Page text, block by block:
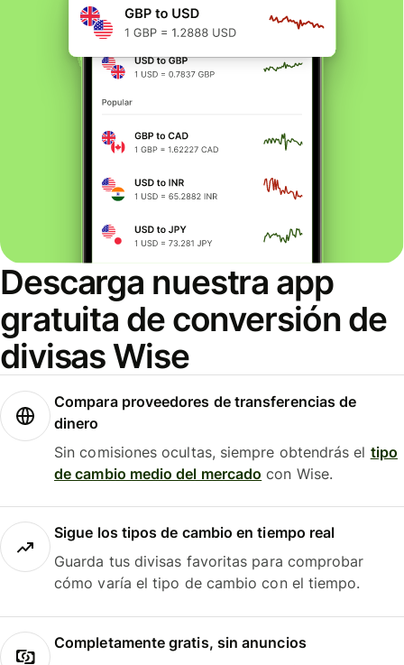
Descarga nuestra app
gratuita de conversión de
divisas Wise
Compara proveedores de transferencias de
dinero
Sin comisiones ocultas, siempre obtendrás el tipo
de cambio medio del mercado con Wise.
Sigue los tipos de cambio en tiempo real
Guarda tus divisas favoritas para comprobar
cómo varía el tipo de cambio con el tiempo.
Completamente gratis, sin anuncios